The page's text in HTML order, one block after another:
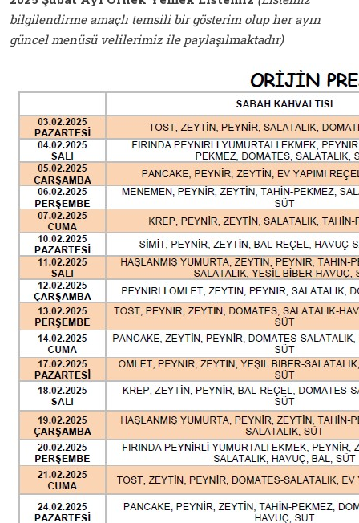
bilgilendirme amaçlı temsili bir gösterim olup her ayın
güncel menüsü velilerimiz ile paylaşılmaktadır)